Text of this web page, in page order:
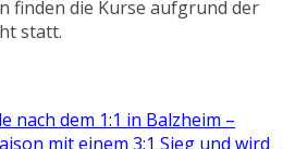
finden die Kurse aufgrund der
statt.
nach dem 1:1 in Balzheim –
mit einem 3:1 Sieg und wird